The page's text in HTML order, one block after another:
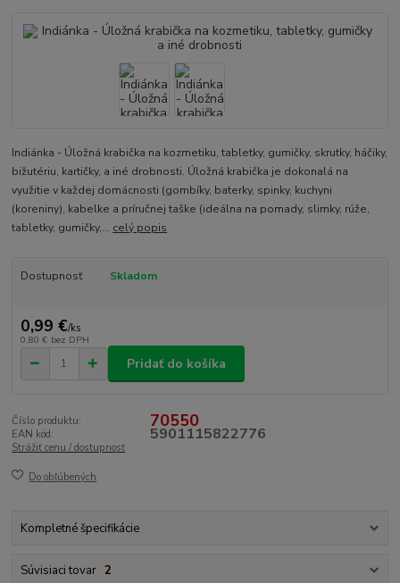
Indiánka - Úložná krabička na kozmetiku, tabletky, gumičky, skrutky, háčiky,
bižutériu, kartičky, a iné drobnosti. Úložná krabička je dokonalá na
využitie v každej domácnosti (gombíky, baterky, spinky, kuchyni
(koreniny), kabelke a príručnej taške (ideálna na pomady, slimky, rúže,
tabletky, gumičky,... celý popis
Dostupnosť Skladom
0,99 €/ks
0,80 € bez DPH
Pridať do košíka
Číslo produktu: 70550
EAN kód: 5901115822776
Strážiť cenu / dostupnosť
Do obľúbených
Kompletné špecifikácie
Súvisiaci tovar 2